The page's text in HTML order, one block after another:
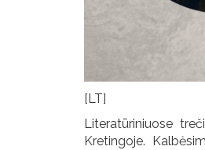
[LT]
Literatūriniuose
Kretingoje.